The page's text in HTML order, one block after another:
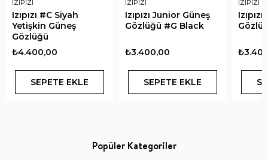
IZIPIZI
Izıpızı #C Siyah
Yetişkin Güneş
Gözlüğü
₺4.400,00
SEPETE EKLE
IZIPIZI
Izıpızı Junior Güneş
Gözlüğü #G Black
₺3.400,00
SEPETE EKLE
IZIPIZI
Popüler Kategoriler